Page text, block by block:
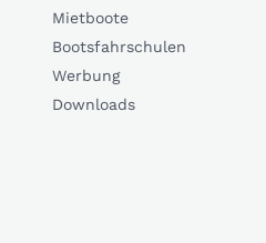
Mietboote
Bootsfahrschulen
Werbung
Downloads